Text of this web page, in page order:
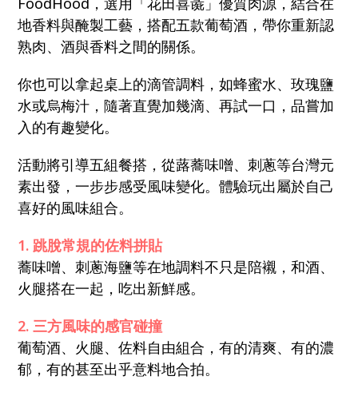
地香料與醃製工藝，搭配五款葡萄酒，帶你重新認
熟肉、酒與香料之間的關係。
你也可以拿起桌上的滴管調料，如蜂蜜水、玫瑰鹽
水或烏梅汁，隨著直覺加幾滴、再試一口，品嘗加
入的有趣變化。
活動將引導五組餐搭，從蕗蕎味噌、刺蔥等台灣元
素出發，一步步感受風味變化。體驗玩出屬於自己
喜好的風味組合。
1. 跳脫常規的佐料拼貼
蕎味噌、刺蔥海鹽等在地調料不只是陪襯，和酒、
火腿搭在一起，吃出新鮮感。
2. 三方風味的感官碰撞
葡萄酒、火腿、佐料自由組合，有的清爽、有的濃
郁，有的甚至出乎意料地合拍。